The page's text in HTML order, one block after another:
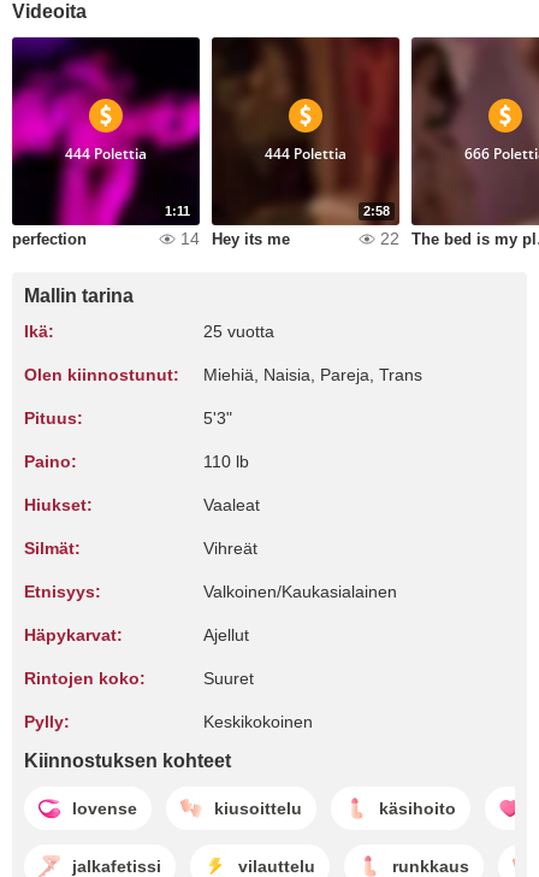
Videoita
1:11
444 Polettia
perfection 14
2:58
444 Polettia
Hey its me 22
666
Mallin tarina
Ikä: 25 vuotta
Olen kiinnostunut: Miehiä, Naisia, Pareja, Trans
Pituus: 5'3"
Paino: 110 lb
Hiukset: Vaaleat
Silmät: Vihreät
Etnisyys: Valkoinen/Kaukasialainen
Häpykarvat: Ajellut
Rintojen koko: Suuret
Pylly: Keskikokoinen
Kiinnostuksen kohteet
lovense kiusoittelu käsihoito
jalkafetissi vilauttelu runkkaus